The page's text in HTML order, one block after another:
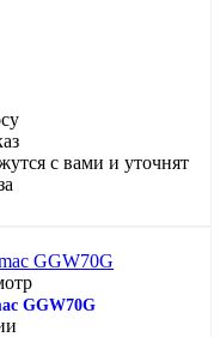
с вами и уточнят
GGW70G